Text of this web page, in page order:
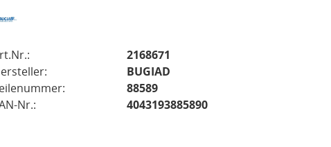
2168671
BUGIAD
88589
Nr.:
4043193885890